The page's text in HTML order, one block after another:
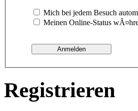
Mich bei jedem Besuch
Meinen Online-Status
Registrieren